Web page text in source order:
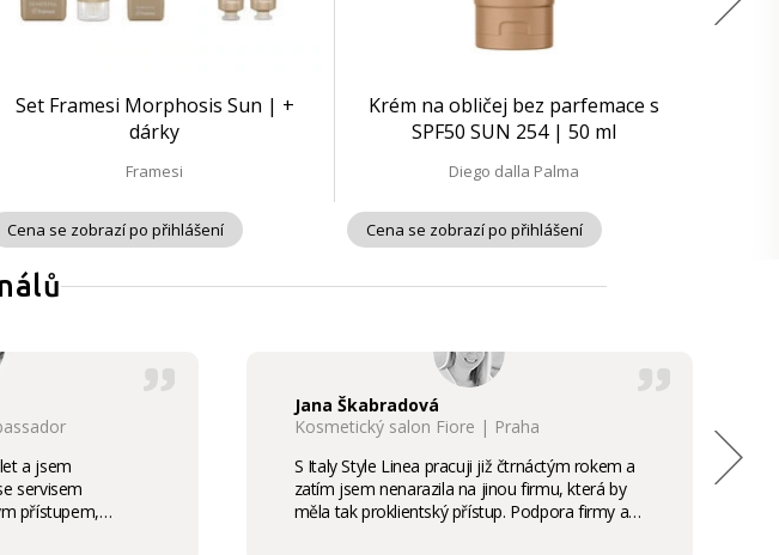
Set Framesi Morphosis Sun | +
dárky
Framesi
Cena se zobrazí po přihlášení
Krém na obličej bez parfemace s
SPF50 SUN 254 | 50 ml
Diego dalla Palma
Cena se zobrazí po přihlášení
a jsem
servisem
přístupem,
Jana Škabradová
Kosmetický salon Fiore | Praha
S Italy Style Linea pracuji již čtrnáctým rokem a
zatím jsem nenarazila na jinou firmu, která by
měla tak proklientský přístup. Podpora firmy a